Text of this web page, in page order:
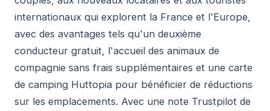
internationaux qui explorent la France et l'Europe,
avec des avantages tels qu'un deuxième
conducteur gratuit, l'accueil des animaux de
compagnie sans frais supplémentaires et une carte
de camping Huttopia pour bénéficier de réductions
sur les emplacements. Avec une note Trustpilot de